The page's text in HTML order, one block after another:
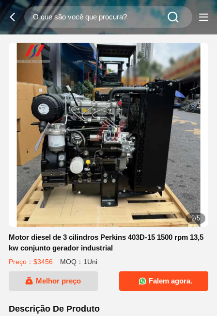
2/5
Motor diesel de 3 cilindros Perkins 403D-15 1500 rpm 13,5
kw conjunto gerador industrial
Preço：$3456 MOQ：1Uni
Melhor preço Falem agora.
Descrição De Produto